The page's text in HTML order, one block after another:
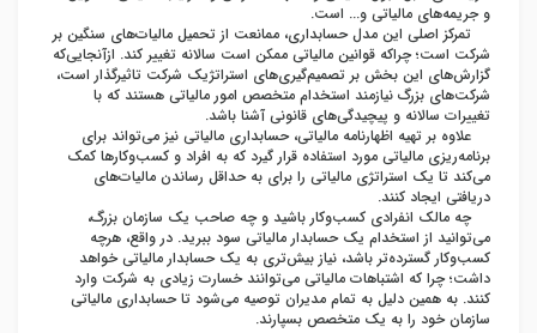
و جریمه‌‌های مالیاتی و... است.
تمرکز اصلی این مدل حسابداری، ممانعت از تحمیل مالیات‌‌های سنگین بر
شرکت است؛ چراکه قوانین مالیاتی ممکن است سالانه تغییر کند. ازآنجایی‌که
گزارش‌‌های این بخش بر تصمیم‌گیری‌‌های استراتژیک شرکت تاثیرگذار است،
شرکت‌‌های بزرگ نیازمند استخدام متخصص امور مالیاتی هستند که با
تغییرات سالانه و پیچیدگی‌‌های قانونی آشنا باشد.
علاوه بر تهیه اظهارنامه مالیاتی، حسابداری مالیاتی نیز می‌تواند برای
برنامه‌ریزی مالیاتی مورد استفاده قرار گیرد که به افراد و کسب‌وکارها کمک
می‌کند تا یک استراتژی مالیاتی را برای به حداقل رساندن مالیات‌‌های
دریافتی ایجاد کنند.
چه مالک انفرادی کسب‌وکار باشید و چه صاحب یک سازمان بزرگ،
می‌توانید از استخدام یک حسابدار مالیاتی سود ببرید. در واقع، هرچه
کسب‌وکار گسترده‌تر باشد، نیاز بیش‌تری به یک حسابدار مالیاتی خواهد
داشت؛ چرا که اشتباهات مالیاتی می‌توانند خسارت زیادی به شرکت وارد
کنند. به همین دلیل به تمام مدیران توصیه می‌شود تا حسابداری مالیاتی
سازمان خود را به یک متخصص بسپارند.